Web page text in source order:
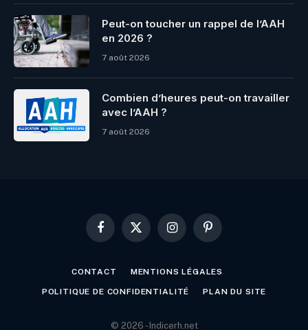
Peut-on toucher un rappel de l’AAH
en 2026 ?
7 août 2026
Combien d’heures peut-on travailler
avec l’AAH ?
7 août 2026
Facebook
X
InstagramPinterest
CONTACT MENTIONS LÉGALES
POLITIQUE DE CONFIDENTIALITÉ PLAN DU SITE
© 2026 - Indicerh.net